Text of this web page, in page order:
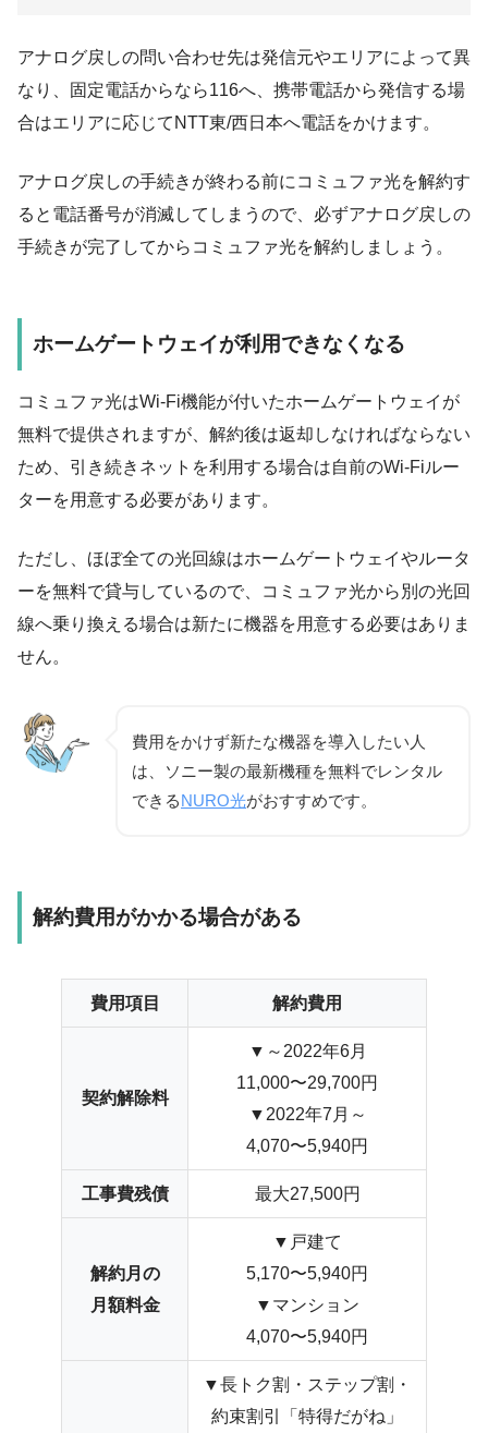
アナログ戻しの問い合わせ先は発信元やエリアによって異
なり、固定電話からなら116へ、携帯電話から発信する場
合はエリアに応じてNTT東/西日本へ電話をかけます。
アナログ戻しの手続きが終わる前にコミュファ光を解約す
ると電話番号が消滅してしまうので、必ずアナログ戻しの
手続きが完了してからコミュファ光を解約しましょう。
ホームゲートウェイが利用できなくなる
コミュファ光はWi-Fi機能が付いたホームゲートウェイが
無料で提供されますが、解約後は返却しなければならない
ため、引き続きネットを利用する場合は自前のWi-Fiルー
ターを用意する必要があります。
ただし、ほぼ全ての光回線はホームゲートウェイやルータ
ーを無料で貸与しているので、コミュファ光から別の光回
線へ乗り換える場合は新たに機器を用意する必要はありま
せん。
費用をかけず新たな機器を導入したい人
は、ソニー製の最新機種を無料でレンタル
できるNURO光がおすすめです。
解約費用がかかる場合がある
費用項目 解約費用
契約解除料
▼～2022年6月
11,000〜29,700円
▼2022年7月～
4,070〜5,940円
工事費残債 最大27,500円
解約月の
月額料金
▼戸建て
5,170〜5,940円
▼マンション
4,070〜5,940円
▼長トク割・ステップ割・
約束割引「特得だがね」